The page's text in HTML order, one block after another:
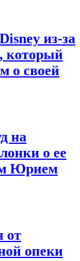
из-за
который
о своей
на
о ее
Юрием
от
опеки